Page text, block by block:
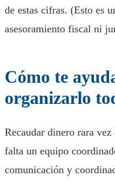
de estas cifras. (Esto es
asesoramiento fiscal ni
Cómo te
organizarlo
Recaudar dinero rara vez
falta un equipo
comunicación y